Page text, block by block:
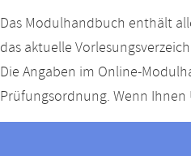
Das Modulhandbuch enthält
das aktuelle
Die Angaben im Online-
Prüfungsordnung. Wenn